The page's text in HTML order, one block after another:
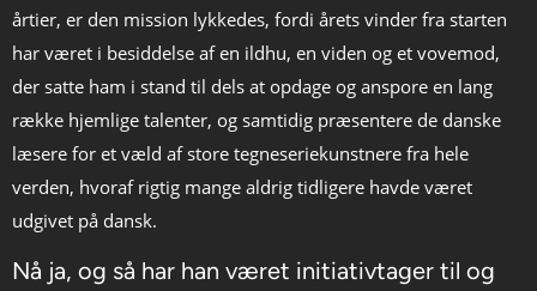
årtier, er den mission lykkedes, fordi årets vinder fra starten
har været i besiddelse af en ildhu, en viden og et vovemod,
der satte ham i stand til dels at opdage og anspore en lang
række hjemlige talenter, og samtidig præsentere de danske
læsere for et væld af store tegneseriekunstnere fra hele
verden, hvoraf rigtig mange aldrig tidligere havde været
udgivet på dansk.
Nå ja, og så har han været initiativtager til og